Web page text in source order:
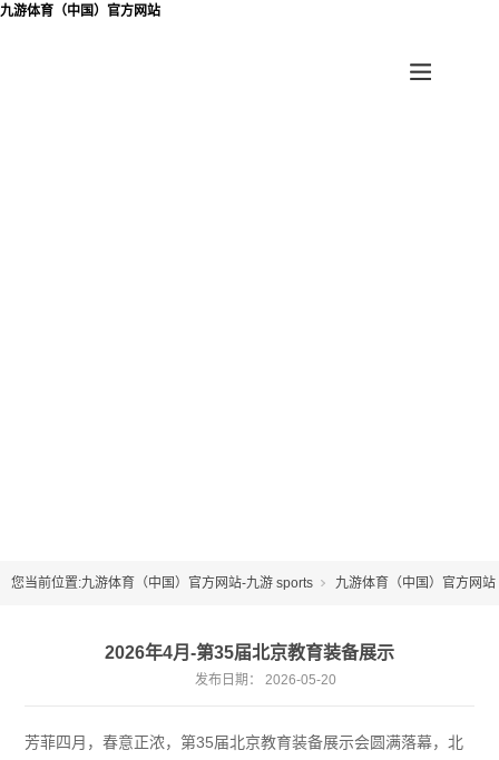
九游体育（中国）官方网站
您当前位置:九游体育（中国）官方网站-九游 sports 九游体育（中国）官方网站
2026年4月-第35届北京教育装备展示
发布日期： 2026-05-20
芳菲四月，春意正浓，第35届北京教育装备展示会圆满落幕，北